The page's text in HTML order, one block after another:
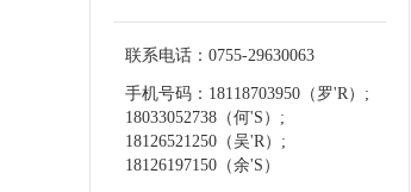
联系电话：0755-29630063
手机号码：18118703950（罗'R）;
18033052738（何'S）;
18126521250（吴'R）;
18126197150（余'S）